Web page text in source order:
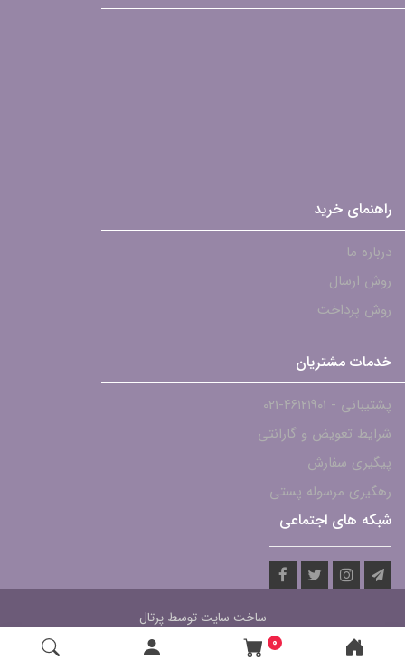
0
راهنمای خرید
درباره ما
روش ارسال
روش پرداخت
خدمات مشتریان
پشتیبانی - ۴۶۱۲۱۹۰۱-021
شرایط تعویض و گارانتی
پیگیری سفارش
رهگیری مرسوله پستی
شبکه های اجتماعی
ساخت سایت توسطپرتال